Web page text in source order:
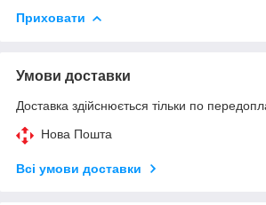
Приховати
Умови доставки
Доставка здійснюється тільки по
Нова Пошта
Всі умови доставки